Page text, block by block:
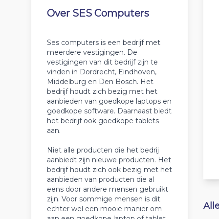
Over SES Computers
Ses computers is een bedrijf met
meerdere vestigingen. De
vestigingen van dit bedrijf zijn te
vinden in Dordrecht, Eindhoven,
Middelburg en Den Bosch. Het
bedrijf houdt zich bezig met het
aanbieden van goedkope laptops en
goedkope software. Daarnaast biedt
het bedrijf ook goedkope tablets
aan.
Niet alle producten die het bedrij
aanbiedt zijn nieuwe producten. Het
bedrijf houdt zich ook bezig met het
aanbieden van producten die al
eens door andere mensen gebruikt
zijn. Voor sommige mensen is dit
echter wel een mooie manier om